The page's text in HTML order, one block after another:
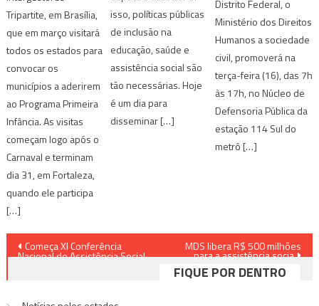
Tripartite, em Brasília,
que em março visitará
todos os estados para
convocar os
municípios a aderirem
ao Programa Primeira
Infância. As visitas
começam logo após o
Carnaval e terminam
dia 31, em Fortaleza,
quando ele participa
[…]
isso, políticas públicas
de inclusão na
educação, saúde e
assistência social são
tão necessárias. Hoje
é um dia para
disseminar […]
Distrito Federal, o
Ministério dos Direitos
Humanos a sociedade
civil, promoverá na
terça-feira (16), das 7h
às 17h, no Núcleo de
Defensoria Pública da
estação 114 Sul do
metrô […]
Navegação
de
Começa XI Conferência
Nacional de Assistência Social
MDS libera R$ 500 milhões
para a assistência socia
FIQUE POR DENTRO